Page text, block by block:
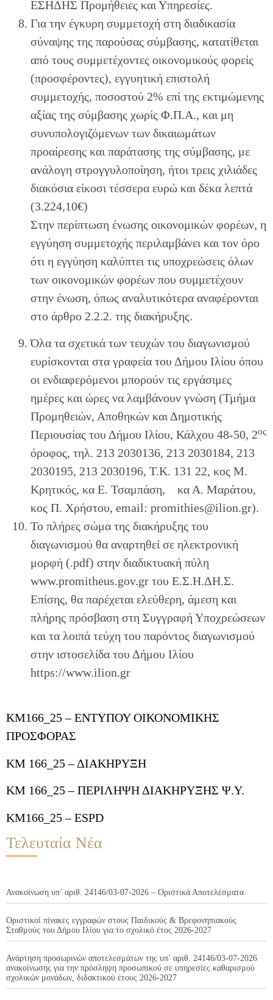
ΕΣΗΔΗΣ Προμήθειες και Υπηρεσίες.
Για την έγκυρη συμμετοχή στη διαδικασία
σύναψης της παρούσας σύμβασης, κατατίθεται
από τους συμμετέχοντες οικονομικούς φορείς
(προσφέροντες), εγγυητική επιστολή
συμμετοχής, ποσοστού 2% επί της εκτιμώμενης
αξίας της σύμβασης χωρίς Φ.Π.Α., και μη
συνυπολογιζόμενων των δικαιωμάτων
προαίρεσης και παράτασης της σύμβασης, με
ανάλογη στρογγυλοποίηση, ήτοι τρεις χιλιάδες
διακόσια είκοσι τέσσερα ευρώ και δέκα λεπτά
(3.224,10€)
Στην περίπτωση ένωσης οικονομικών φορέων, η
εγγύηση συμμετοχής περιλαμβάνει και τον όρο
ότι η εγγύηση καλύπτει τις υποχρεώσεις όλων
των οικονομικών φορέων που συμμετέχουν
στην ένωση, όπως αναλυτικότερα αναφέρονται
στο άρθρο 2.2.2. της διακήρυξης.
Όλα τα σχετικά των τευχών του διαγωνισμού
ευρίσκονται στα γραφεία του Δήμου Ιλίου όπου
οι ενδιαφερόμενοι μπορούν τις εργάσιμες
ημέρες και ώρες να λαμβάνουν γνώση (Τμήμα
Προμηθειών, Αποθηκών και Δημοτικής
Περιουσίας του Δήμου Ιλίου, Κάλχου 48-50, 2ος
όροφος, τηλ. 213 2030136, 213 2030184, 213
2030195, 213 2030196, Τ.Κ. 131 22, κος Μ.
Κρητικός, κα Ε. Τσαμπάση, κα Α. Μαράτου,
κος Π. Χρήστου, email: promithies@ilion.gr).
Το πλήρες σώμα της διακήρυξης του
διαγωνισμού θα αναρτηθεί σε ηλεκτρονική
μορφή (.pdf) στην διαδικτυακή πύλη
www.promitheus.gov.gr του Ε.Σ.Η.ΔΗ.Σ.
Επίσης, θα παρέχεται ελεύθερη, άμεση και
πλήρης πρόσβαση στη Συγγραφή Υποχρεώσεων
και τα λοιπά τεύχη του παρόντος διαγωνισμού
στην ιστοσελίδα του Δήμου Ιλίου
https://www.ilion.gr
KM166_25 – ΕΝΤΥΠΟΥ ΟΙΚΟΝΟΜΙΚΗΣ
ΠΡΟΣΦΟΡΑΣ
ΚΜ 166_25 – ΔΙΑΚΗΡΥΞΗ
ΚΜ 166_25 – ΠΕΡΙΛΗΨΗ ΔΙΑΚΗΡΥΞΗΣ Ψ.Υ.
KM166_25 – ESPD
Τελευταία Νέα
Ανακοίνωση υπ’ αριθ. 24146/03-07-2026 – Οριστικά Αποτελέσματα
Οριστικοί πίνακες εγγραφών στους Παιδικούς & Βρεφονηπιακούς
Σταθμούς του Δήμου Ιλίου για το σχολικό έτος 2026-2027
Ανάρτηση προσωρινών αποτελεσμάτων της υπ’ αριθ. 24146/03-07-2026
ανακοίνωσης για την πρόσληψη προσωπικού σε υπηρεσίες καθαρισμού
σχολικών μονάδων, διδακτικού έτους 2026-2027